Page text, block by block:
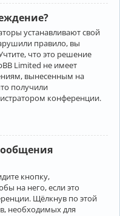
устанавливают свой
правило, вы
что это решение
Limited не имеет
вынесенным на
получили
конференции.
кнопку,
на него, если это
Щёлкнув по этой
необходимых для